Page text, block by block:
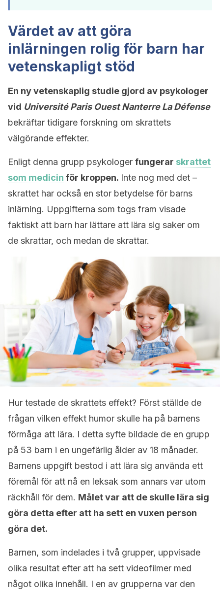
Värdet av att göra
inlärningen rolig för barn har
vetenskapligt stöd
En ny vetenskaplig studie gjord av psykologer
vid Université Paris Ouest Nanterre La Défense
bekräftar tidigare forskning om skrattets
välgörande effekter.
Enligt denna grupp psykologer fungerar skrattet
som medicin för kroppen. Inte nog med det –
skrattet har också en stor betydelse för barns
inlärning. Uppgifterna som togs fram visade
faktiskt att barn har lättare att lära sig saker om
de skrattar, och medan de skrattar.
Hur testade de skrattets effekt? Först ställde de
frågan vilken effekt humor skulle ha på barnens
förmåga att lära. I detta syfte bildade de en grupp
på 53 barn i en ungefärlig ålder av 18 månader.
Barnens uppgift bestod i att lära sig använda ett
föremål för att nå en leksak som annars var utom
räckhåll för dem. Målet var att de skulle lära sig
göra detta efter att ha sett en vuxen person
göra det.
Barnen, som indelades i två grupper, uppvisade
olika resultat efter att ha sett videofilmer med
något olika innehåll. I en av grupperna var den